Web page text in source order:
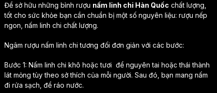
Để sở hữu những bình rượu nấm linh chi Hàn Quốc chất lượng,
tốt cho sức khỏe bạn cần chuẩn bị một số nguyên liệu: rượu nếp
ngon, nấm linh chi chất lượng.
Ngâm rượu nấm linh chi tương đối đơn giản với các bước:
Bước 1: Nấm linh chi khô hoặc tươi để nguyên tai hoặc thái thành
lát mỏng tùy theo sở thích của mỗi người. Sau đó, bạn mang nấm
đi rửa sạch, để ráo nước.